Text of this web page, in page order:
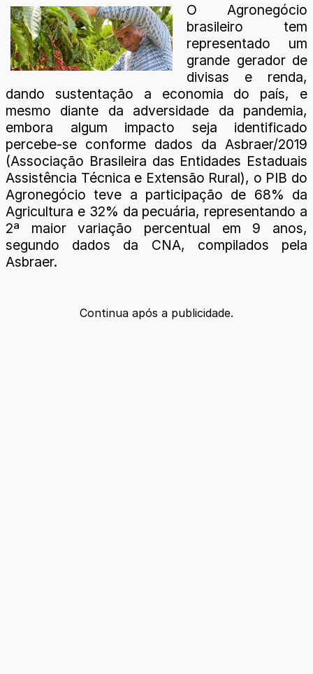
O Agronegócio
brasileiro tem
representado um
grande gerador de
divisas e renda,
dando sustentação a economia do país, e
mesmo diante da adversidade da pandemia,
embora algum impacto seja identificado
percebe-se conforme dados da Asbraer/2019
(Associação Brasileira das Entidades Estaduais
Assistência Técnica e Extensão Rural), o PIB do
Agronegócio teve a participação de 68% da
Agricultura e 32% da pecuária, representando a
2ª maior variação percentual em 9 anos,
segundo dados da CNA, compilados pela
Asbraer.
Continua após a publicidade.